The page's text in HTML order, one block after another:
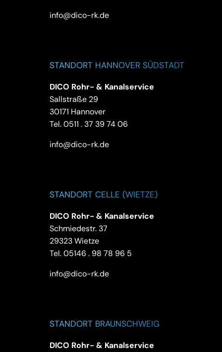
info@dico-rk.de
STANDORT HANNOVER SÜDSTADT
DICO Rohr- & Kanalservice
Sallstraße 29
30171 Hannover
Tel.0511 . 37 39 74 06
info@dico-rk.de
STANDORT CELLE (WIETZE)
DICO Rohr- & Kanalservice
Schmiedestr. 37
29323 Wietze
Tel.05146 . 98 78 96 5
info@dico-rk.de
STANDORT BRAUNSCHWEIG
DICO Rohr- & Kanalservice